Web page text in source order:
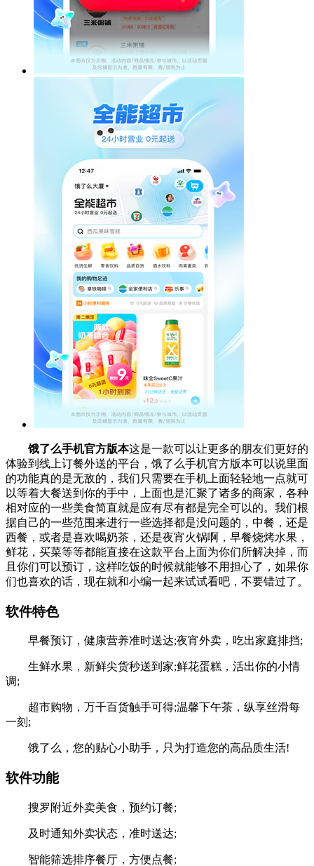
饿了么手机官方版本这是一款可以让更多的朋友们更好的
体验到线上订餐外送的平台，饿了么手机官方版本可以说里面
的功能真的是无敌的，我们只需要在手机上面轻轻地一点就可
以等着大餐送到你的手中，上面也是汇聚了诸多的商家，各种
相对应的一些美食简直就是应有尽有都是完全可以的。我们根
据自己的一些范围来进行一些选择都是没问题的，中餐，还是
西餐，或者是喜欢喝奶茶，还是夜宵火锅啊，早餐烧烤水果，
鲜花，买菜等等都能直接在这款平台上面为你们所解决掉，而
且你们可以预订，这样吃饭的时候就能够不用担心了，如果你
们也喜欢的话，现在就和小编一起来试试看吧，不要错过了。
软件特色
早餐预订，健康营养准时送达;夜宵外卖，吃出家庭排挡;
生鲜水果，新鲜尖货秒送到家;鲜花蛋糕，活出你的小情
调;
超市购物，万千百货触手可得;温馨下午茶，纵享丝滑每
一刻;
饿了么，您的贴心小助手，只为打造您的高品质生活!
软件功能
搜罗附近外卖美食，预约订餐;
及时通知外卖状态，准时送达;
智能筛选排序餐厅，方便点餐;